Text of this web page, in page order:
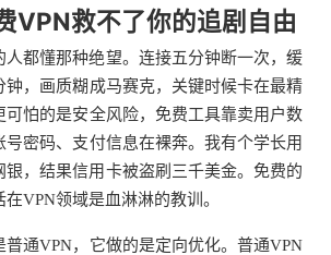
VPN救不了你的追剧自由
人都懂那种绝望。连接五分钟断一次，缓
钟，画质糊成马赛克，关键时候卡在最精
可怕的是安全风险，免费工具靠卖用户数
号密码、支付信息在裸奔。我有个学长用
银，结果信用卡被盗刷三千美金。免费的
VPN领域是血淋淋的教训。
普通VPN，它做的是定向优化。普通VPN